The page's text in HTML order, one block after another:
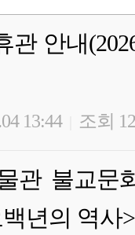
안내
13:44 조회
관 불교문
년의 역사